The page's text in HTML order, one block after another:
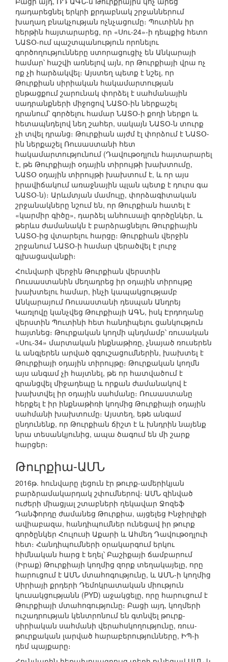
դադարեցնել երկրի քրդաբնակ շրջաններում
խաղաղ բնակչության ոչնչացումը։ Պուտինն իր
հերթին հայտարարեց, որ «Սու-24»-ի դեպքից հետո
ՆԱՏՕ-ում պաշտպանություն որոնելու
գործողությունները ստորացուցիչ են Անկարայի
համար՝ հաշվի առնելով այն, որ Թուրքիայի վրա ոչ
ոք չի հարձակվել։ Այստեղ պետք է նշել, որ
Թուրքիան սիրիական հակամարտության
ընթացքում շարունակ փորձել է սահմանային
սադրանքների միջոցով ՆԱՏՕ-ին ներքաշել
դրանում՝ գործելու համար ՆԱՏՕ-ի քողի ներքո և
հետապնդելով նեղ շահեր, սակայն ՆԱՏՕ-ն տուրք
չի տվել դրանց։ Թուրքիան այժմ էլ փորձում է ՆԱՏՕ-
ին ներքաշել Ռուսաստանի հետ
հակամարտությունում (Դավութօղլուն հայտարարել
է, թե Թուրքիայի օդային տիրույթի խախտումը,
ՆԱՏՕ օդային տիրույթի խախտում է, և որ այս
իրավիճակում առաջնային պլան պետք է դուրս գա
ՆԱՏՕ-ն)։ Արևմտյան մամուլը, փորձագիտական
շրջանակները նշում են, որ Թուրքիան հատել է
«կարմիր գիծը», դարձել անհուսալի գործընկեր, և
թերևս ժամանակն է բարձրացնելու Թուրքիային
ՆԱՏՕ-ից վտարելու հարցը։ Թուրքիան վերջին
շրջանում ՆԱՏՕ-ի համար վերածվել է լուրջ
գլխացավանքի։
Հունվարի վերջին Թուրքիան վերստին
Ռուսաստանին մեղադրեց իր օդային տիրույթը
խախտելու համար, ինչի կապակցությամբ
Անկարայում Ռուսաստանի դեսպան Անդրեյ
Կառլովը կանչվեց Թուրքիայի ԱԳՆ, իսկ Էրդողանը
վերստին Պուտինի հետ հանդիպելու ցանկություն
հայտնեց։ Թուրքական կողմի պնդմամբ՝ ռուսական
«Սու-34» մարտական ինքնաթիռը, չնայած ռուսերեն
և անգլերեն արված զգուշացումներին, խախտել է
Թուրքիայի օդային տիրույթը։ Թուրքական կողմն
այս անգամ չի հայտնել, թե որ հատվածում է
գրանցվել միջադեպը և որքան ժամանակով է
խախտվել իր օդային սահմանը։ Ռուսաստանը
հերքել է իր ինքնաթիռի կողմից Թուրքիայի օդային
սահմանի խախտումը։ Այստեղ, եթե անգամ
ընդունենք, որ Թուրքիան ճիշտ է և խնդրին նայենք
նրա տեսանկյունից, ապա ծագում են մի շարք
հարցեր։
Թուրքիա-ԱՄՆ
2016թ. հունվարը լեցուն էր թուրք-ամերիկյան
բարձրամակարդակ շփումներով։ ԱՄՆ զինված
ուժերի միացյալ շտաբների ղեկավար Ջոզեֆ
Դանֆորդը ժամանեց Թուրքիա, այցելեց Ինջիրլիքի
ավիաբազա, հանդիպումներ ունեցավ իր թուրք
գործընկեր Հուլուսի Աքարի և Ահմեդ Դավութօղլուի
հետ։ Հանդիպումների օրակարգում երկու
հիմնական հարց է եղել՝ Բաշիքայի ճամբարում
(Իրաք) Թուրքիայի կողմից զորք տեղակայելը, որը
հարուցում է ԱՄՆ մտահոգությունը, և ԱՄՆ-ի կողմից
Սիրիայի քրդերի Դեմոկրատական միություն
կուսակցությանն (PYD) աջակցելը, որը հարուցում է
Թուրքիայի մտահոգությունը։ Բացի այդ, կողմերի
ուշադրության կենտրոնում են գտնվել թուրք-
սիրիական սահմանի վերահսկողությունը, ռուս-
թուրքական լարված հարաբերությունները, ԻՊ-ի
դեմ պայքարը։